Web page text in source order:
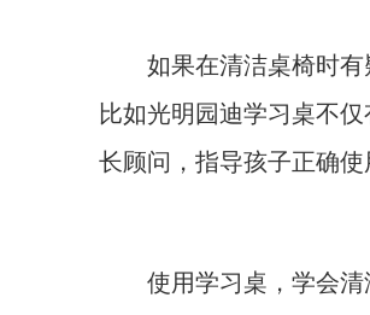
如果在清洁桌椅时有疑
比如光明园迪学习桌不
长顾问，指导孩子正确使
使用学习桌，学会清